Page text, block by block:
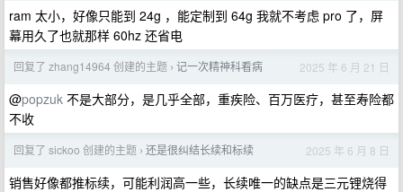
ram 太小，好像只能到 24g ，能定制到 64g 我就不考虑 pro 了，屏
幕用久了也就那样 60hz 还省电
回复了 zhang14964 创建的主题 › 记一次精神科看病 2025 年 6 月 21 日
@popzuk 不是大部分，是几乎全部，重疾险、百万医疗，甚至寿险都
不收
回复了 sickoo 创建的主题 › 还是很纠结长续和标续 2025 年 6 月 8 日
销售好像都推标续，可能利润高一些，长续唯一的缺点是三元锂烧得